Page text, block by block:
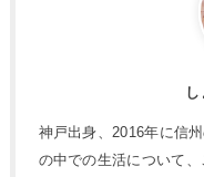
神戸出身、2016年に信
の中での生活について